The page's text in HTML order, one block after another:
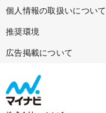
個人情報の取扱いについて
推奨環境
広告掲載について